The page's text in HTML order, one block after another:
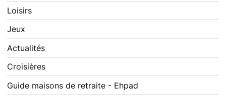
Loisirs
Jeux
Actualités
Croisières
Guide maisons de retraite - Ehpad